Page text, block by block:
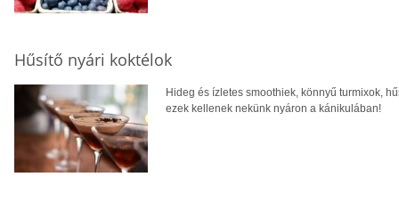
Hűsítő nyári koktélok
Hideg és ízletes smoothiek, könnyű turmixok,
ezek kellenek nekünk nyáron a kánikulában!